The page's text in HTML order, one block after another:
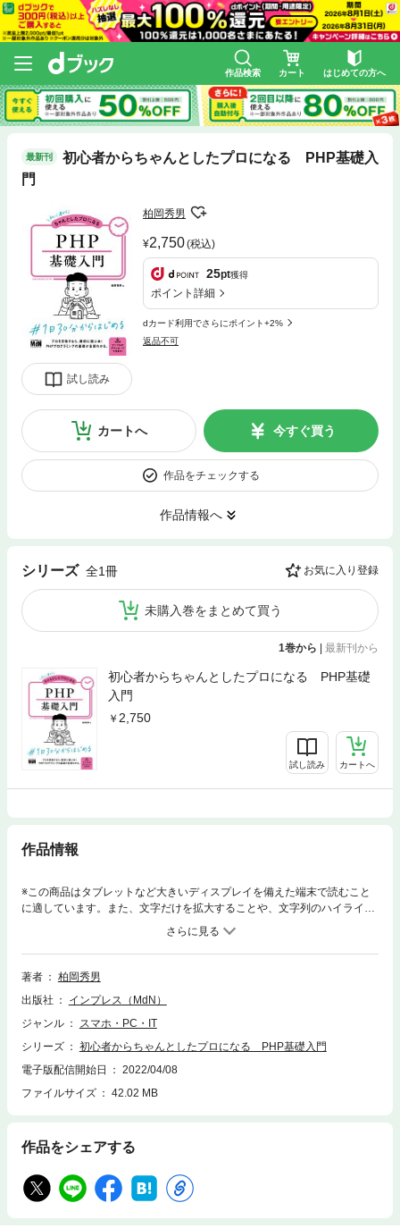
作品検索 カート はじめての方へ
最新刊
初心者からちゃんとしたプロになる PHP基礎入
門
試し読み
柏岡秀男
2,750(税込)
25pt獲得
ポイント詳細
dカード利用でさらにポイント+2%
返品不可
カートへ 今すぐ買う
作品をチェックする
作品情報へ
シリーズ 全1冊 お気に入り登録
未購入巻をまとめて買う
1巻から 最新刊から
初心者からちゃんとしたプロになる PHP基礎
入門
2,750
試し読み カートへ
作品情報
※この商品はタブレットなど大きいディスプレイを備えた端末で読むこと
に適しています。また、文字だけを拡大することや、文字列のハイライ
ト、検索、辞書の参照、引用などの機能が使用できません。この商品は固
定レイアウトで作成されており、タブレットなど大きいディスプレイを備
えた端末で読むことに適しています。また、文字列のハイライトや検索、
辞書の参照、引用などの機能が使用できません。〈電子書籍版に関する注
ューア機能が制限されるほか、端末によって見え方が異なりますので、ご
購入前にお使いの端末にて「無料サンプル」をお試しください。【PHPと
る！】これからPHPを習得したいという方のために、PHPとWebアプリケ
ーションの作り方の基本を解説した入門書です。変数、演算子、条件分
岐、配列、ループ処理といったPHPの基本的な文法と使い方をマスターし
たあと、シンプルなWebアプリケーションを作成しながら、PHPプログラ
デーション、ログイン機能、セッション管理、セキュリティに関する重大
グラムは、ひとつひとつの機能をステップ・バイ・ステップで丁寧に積み
上げながら作成していきますので、途中で挫折せずに進められます。ぜひ
著者
柏岡秀男
出版社
インプレス（MdN）
ジャンル
スマホ・PC・IT
シリーズ
初心者からちゃんとしたプロになる PHP基礎入門
電子版配信開始日
2022/04/08
ファイルサイズ
42.02 MB
作品をシェアする